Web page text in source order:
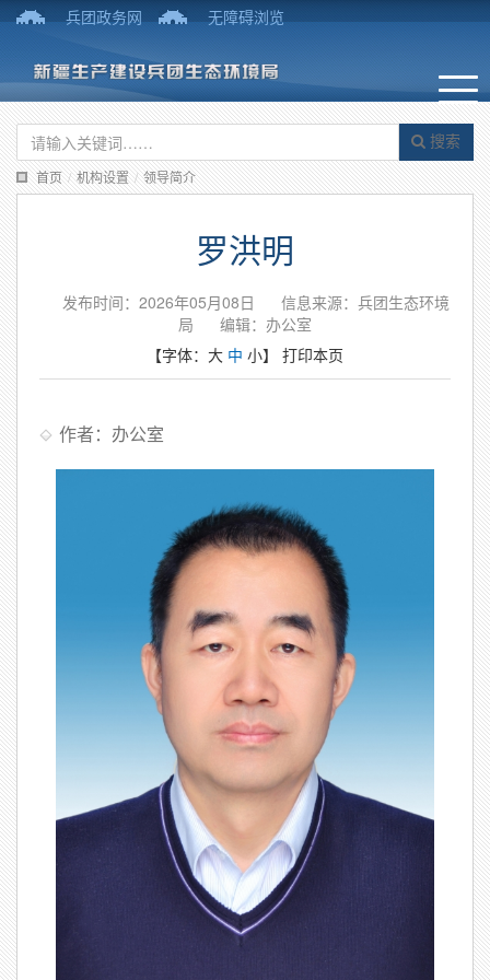
兵团政务网 无障碍浏览
搜索
首页 / 机构设置 / 领导简介
罗洪明
发布时间：2026年05月08日
信息来源：兵团生态环境
局
编辑：办公室
【字体： 大 中 小】 打印本页
作者：办公室